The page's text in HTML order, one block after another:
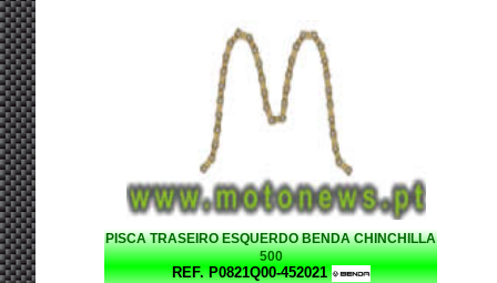
PISCA TRASEIRO ESQUERDO BENDA CHINCHILLA
500
REF. P0821Q00-452021